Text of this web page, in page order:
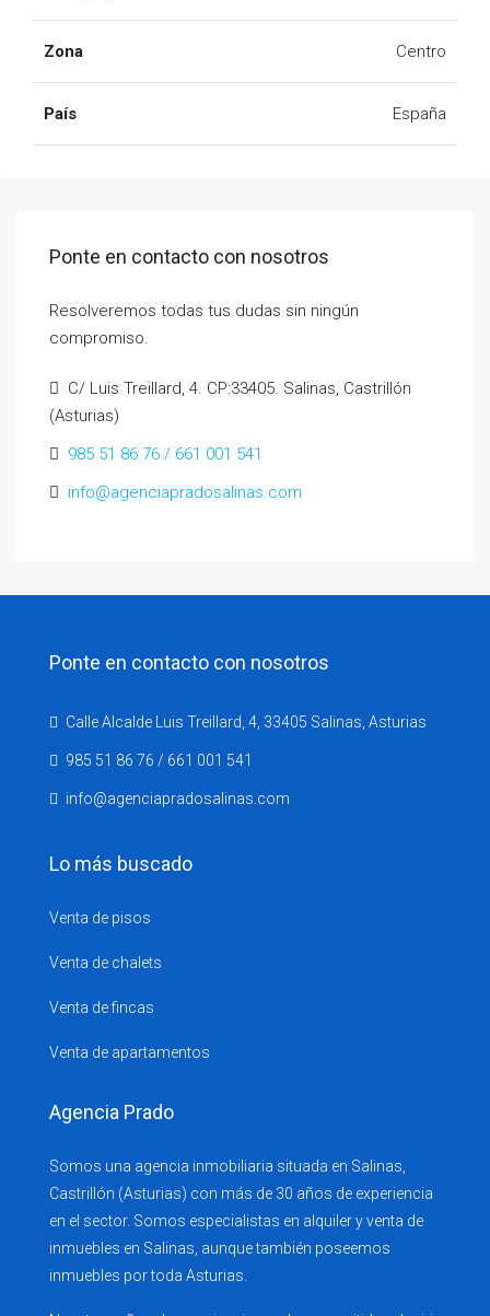
Zona Centro
País España
Ponte en contacto con nosotros
Resolveremos todas tus dudas sin ningún
compromiso.
C/ Luis Treillard, 4. CP:33405. Salinas, Castrillón
(Asturias)
985 51 86 76 / 661 001 541
info@agenciapradosalinas.com
Ponte en contacto con nosotros
Calle Alcalde Luis Treillard, 4, 33405 Salinas, Asturias
985 51 86 76 / 661 001 541
info@agenciapradosalinas.com
Lo más buscado
Venta de pisos
Venta de chalets
Venta de fincas
Venta de apartamentos
Agencia Prado
Somos una agencia inmobiliaria situada en Salinas,
Castrillón (Asturias) con más de 30 años de experiencia
en el sector. Somos especialistas en alquiler y venta de
inmuebles en Salinas, aunque también poseemos
inmuebles por toda Asturias.